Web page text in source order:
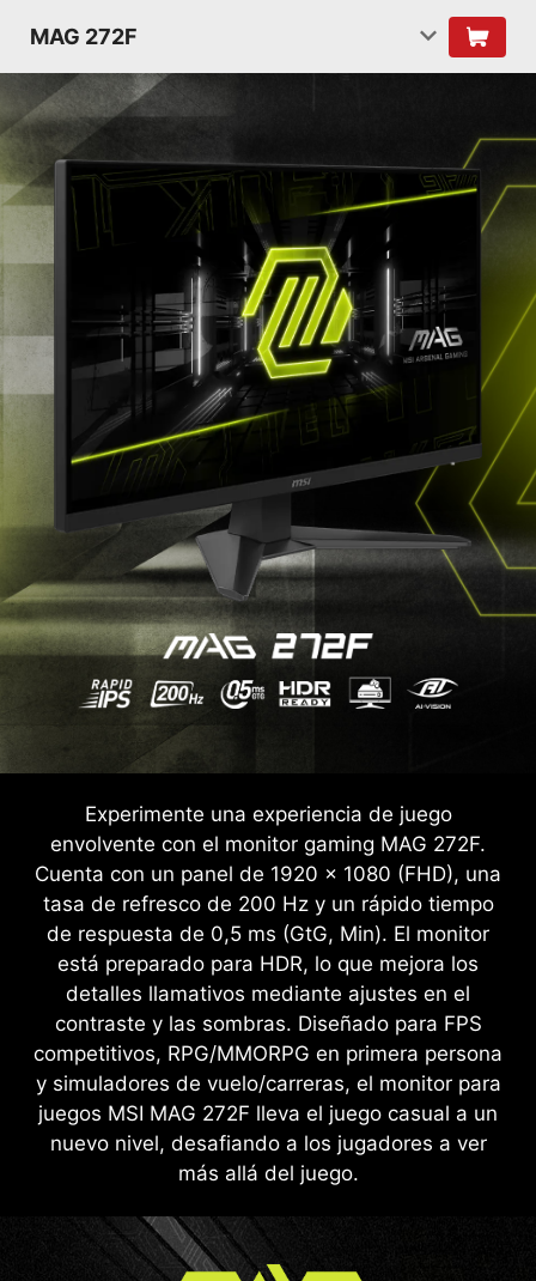
MAG 272F
Experimente una experiencia de juego
envolvente con el monitor gaming MAG 272F.
Cuenta con un panel de 1920 x 1080 (FHD), una
tasa de refresco de 200 Hz y un rápido tiempo
de respuesta de 0,5 ms (GtG, Min). El monitor
está preparado para HDR, lo que mejora los
detalles llamativos mediante ajustes en el
contraste y las sombras. Diseñado para FPS
competitivos, RPG/MMORPG en primera persona
y simuladores de vuelo/carreras, el monitor para
juegos MSI MAG 272F lleva el juego casual a un
nuevo nivel, desafiando a los jugadores a ver
más allá del juego.